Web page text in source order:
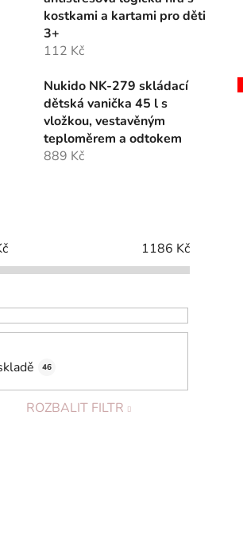
kostkami a kartami pro děti
3+
112 Kč
Nukido NK-279 skládací
dětská vanička 45 l s
vložkou, vestavěným
teploměrem a odtokem
889 Kč
1186 Kč
46
ROZBALIT FILTR